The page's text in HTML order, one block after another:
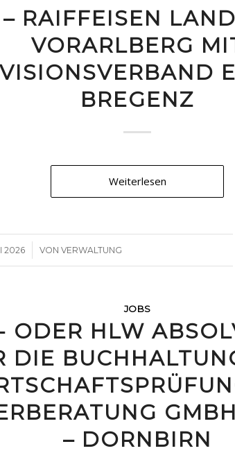
RAIFFEISEN
VORARLBERG
BREGENZ
Weiterlesen
2026 VON VERWALTUNG
JOBS
ODER HLW
DIE
– DORNBIRN